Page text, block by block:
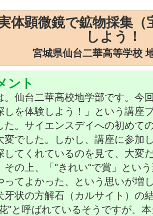
体顕微鏡で鉱物採集（
しよう！
宮城県仙台二華高等学校
ント
仙台二華高校地学部です。今
しを体験しよう！」という講座
た。サイエンスデイへの初めて
変でした。しかし、講座に参加
してくれているのを見て、大変
その上、「"きれい"で賞」とい
ってよかった、という思いが増
牙状の方解石（カルサイト）の
"と呼ばれているそうですが、